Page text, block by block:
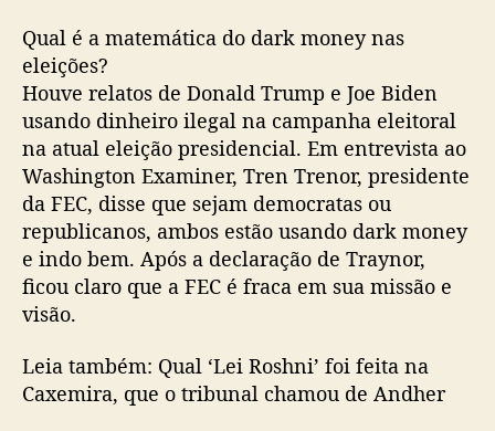
Qual é a matemática do dark money nas
eleições?
Houve relatos de Donald Trump e Joe Biden
usando dinheiro ilegal na campanha eleitoral
na atual eleição presidencial. Em entrevista ao
Washington Examiner, Tren Trenor, presidente
da FEC, disse que sejam democratas ou
republicanos, ambos estão usando dark money
e indo bem. Após a declaração de Traynor,
ficou claro que a FEC é fraca em sua missão e
visão.
Leia também: Qual ‘Lei Roshni’ foi feita na
Caxemira, que o tribunal chamou de Andher